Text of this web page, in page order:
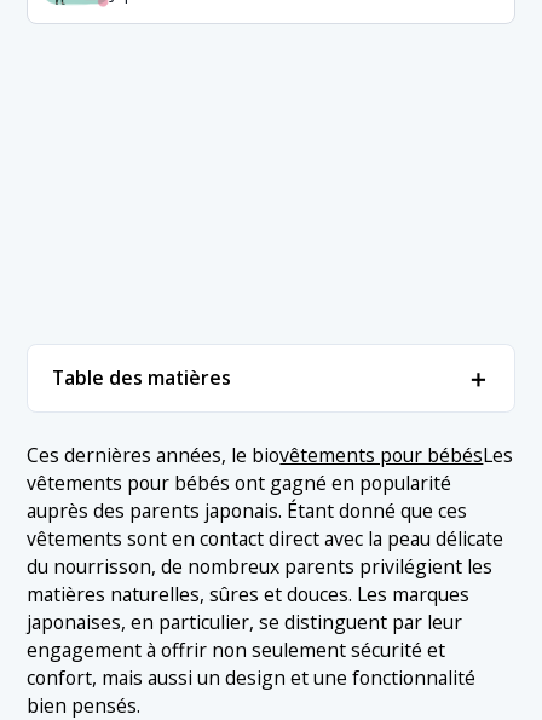
Table des matières ＋
bébés
＋
1.1 1. Haruulala
1.2 2. Orgabits
1.3 3. Douce maman
2. Conclusion
Ces dernières années, le biovêtements pour bébésLes
vêtements pour bébés ont gagné en popularité
auprès des parents japonais. Étant donné que ces
vêtements sont en contact direct avec la peau délicate
du nourrisson, de nombreux parents privilégient les
matières naturelles, sûres et douces. Les marques
japonaises, en particulier, se distinguent par leur
engagement à offrir non seulement sécurité et
confort, mais aussi un design et une fonctionnalité
bien pensés.